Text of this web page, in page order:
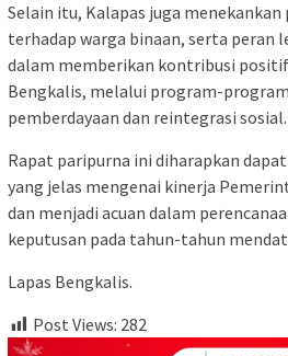
Selain itu, Kalapas juga
terhadap warga binaan, serta peran
dalam memberikan kontribusi
Bengkalis, melalui program-
pemberdayaan dan reintegrasi sosial.
Rapat paripurna ini diharapkan
yang jelas mengenai kinerja
dan menjadi acuan dalam
keputusan pada tahun-tahun
Lapas Bengkalis.
Post Views: 282